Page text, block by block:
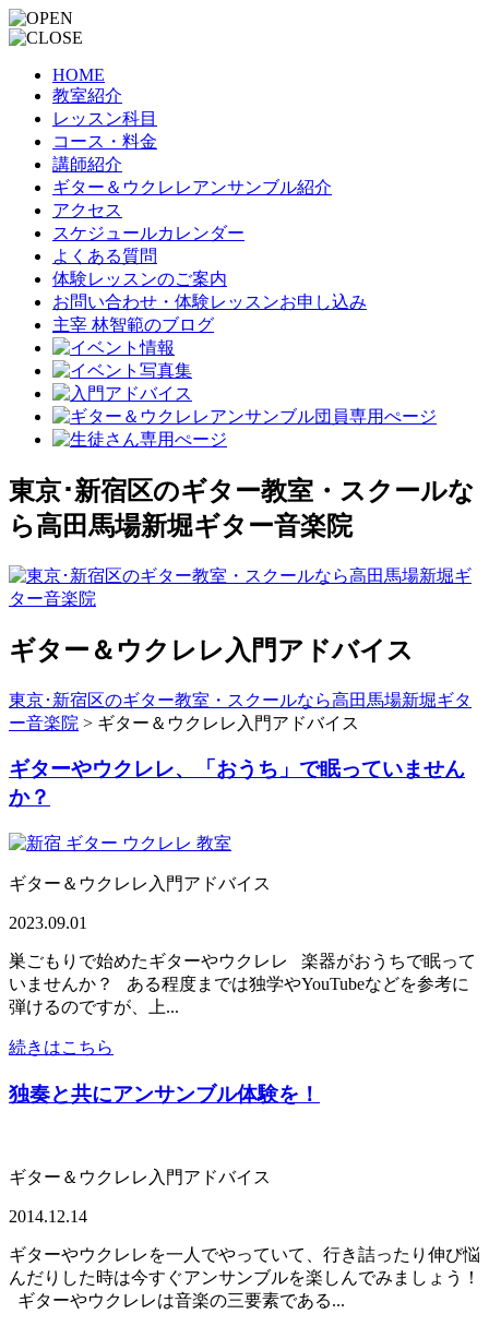
HOME
教室紹介
レッスン科目
コース・料金
講師紹介
ギター＆ウクレレアンサンブル紹介
アクセス
スケジュールカレンダー
よくある質問
体験レッスンのご案内
お問い合わせ・体験レッスンお申し込み
主宰 林智範のブログ
東京･新宿区のギター教室・スクールな
ら高田馬場新堀ギター音楽院
ギター＆ウクレレ入門アドバイス
東京･新宿区のギター教室・スクールなら高田馬場新堀ギタ
ー音楽院 > ギター＆ウクレレ入門アドバイス
ギターやウクレレ、「おうち」で眠っていません
か？
ギター＆ウクレレ入門アドバイス
2023.09.01
巣ごもりで始めたギターやウクレレ 楽器がおうちで眠って
いませんか？ ある程度までは独学やYouTubeなどを参考に
弾けるのですが、上...
続きはこちら
独奏と共にアンサンブル体験を！
ギター＆ウクレレ入門アドバイス
2014.12.14
ギターやウクレレを一人でやっていて、行き詰ったり伸び悩
んだりした時は今すぐアンサンブルを楽しんでみましょう！
ギターやウクレレは音楽の三要素である...